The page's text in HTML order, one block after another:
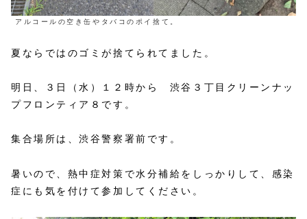
アルコールの空き缶やタバコのポイ捨て。
夏ならではのゴミが捨てられてました。
明日、３日（水）１２時から 渋谷３丁目クリーンナッ
プフロンティア８です。
集合場所は、渋谷警察署前です。
暑いので、熱中症対策で水分補給をしっかりして、感染
症にも気を付けて参加してください。